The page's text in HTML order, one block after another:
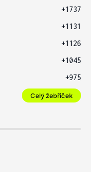
+1737
+1131
+1126
+1045
+975
Celý žebříček